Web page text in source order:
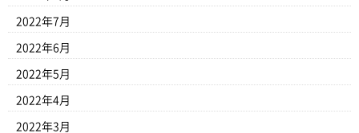
2022年7月
2022年6月
2022年5月
2022年4月
2022年3月